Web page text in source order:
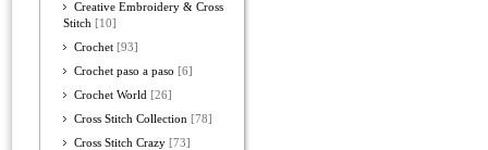
Creative Embroidery & Cross
Stitch [10]
Crochet [93]
Crochet paso a paso [6]
Crochet World [26]
Cross Stitch Collection [78]
Cross Stitch Crazy [73]